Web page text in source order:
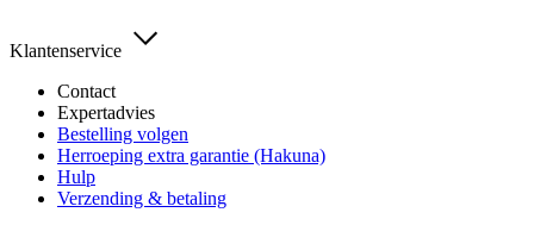
Klantenservice
Contact
Expertadvies
Bestelling volgen
Herroeping extra garantie (Hakuna)
Hulp
Verzending & betaling